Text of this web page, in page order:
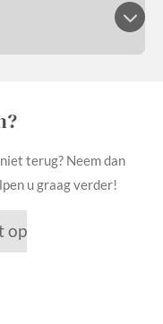
terug? Neem dan
u graag verder!
op